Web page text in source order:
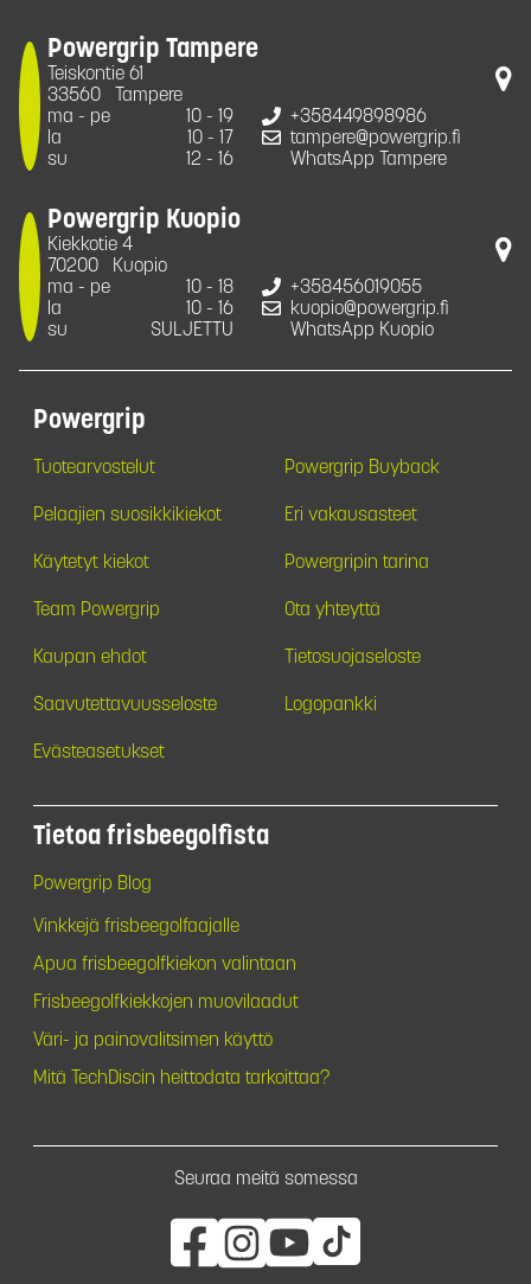
Powergrip Tampere
Teiskontie 61
33560
Tampere
ma - pe
10 - 19
la
10 - 17
su
12 - 16
+358449898986
tampere@powergrip.fi
WhatsApp Tampere
Powergrip Kuopio
Kiekkotie 4
70200
Kuopio
ma - pe
10 - 18
la
10 - 16
su
SULJETTU
+358456019055
kuopio@powergrip.fi
WhatsApp Kuopio
Powergrip
Tuotearvostelut Powergrip Buyback
Pelaajien suosikkikiekot Eri vakausasteet
Käytetyt kiekot Powergripin tarina
Team Powergrip Ota yhteyttä
Kaupan ehdot Tietosuojaseloste
Saavutettavuusseloste Logopankki
Evästeasetukset
Tietoa frisbeegolfista
Powergrip Blog
Vinkkejä frisbeegolfaajalle
Apua frisbeegolfkiekon valintaan
Frisbeegolfkiekkojen muovilaadut
Väri- ja painovalitsimen käyttö
Mitä TechDiscin heittodata tarkoittaa?
Seuraa meitä somessa